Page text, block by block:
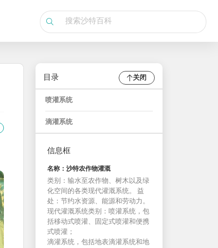
目录 关闭
喷灌系统
滴灌系统
信息框
名称：沙特农作物灌溉
类别：输水至农作物、树木以及绿
化空间的各类现代灌溉系统。 益
处：节约水资源、能源和劳动力。
现代灌溉系统类别：喷灌系统，包
括移动式喷灌、固定式喷灌和便携
式喷灌；
滴灌系统，包括地表滴灌系统和地